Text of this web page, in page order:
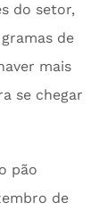
do setor,
de
mais
se chegar
pão
de